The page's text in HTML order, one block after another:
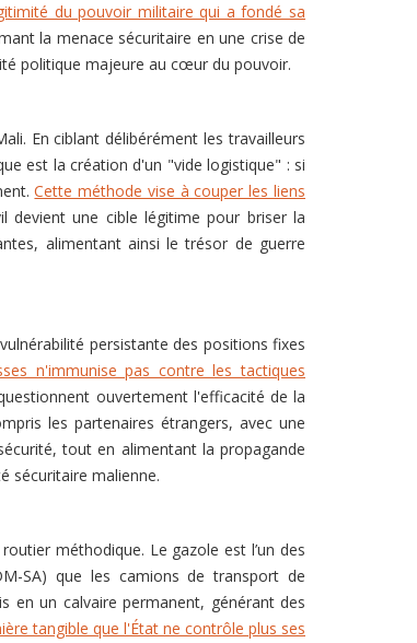
du pouvoir militaire qui a fondé sa
la menace sécuritaire en une crise de
politique majeure au cœur du pouvoir.
En ciblant délibérément les travailleurs
est la création d'un "vide logistique" : si
Cette méthode vise à couper les liens
une cible légitime pour briser la
alimentant ainsi le trésor de guerre
persistante des positions fixes
n'immunise pas contre les tactiques
ouvertement l'efficacité de la
les partenaires étrangers, avec une
tout en alimentant la propagande
sécuritaire malienne.
méthodique. Le gazole est l’un des
SA) que les camions de transport de
en un calvaire permanent, générant des
tangible que l'État ne contrôle plus ses